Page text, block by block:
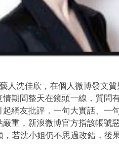
人沈佳欣，在個人微博發文
期間整天在鏡頭一線，質問
網友批評，一句大實話、一
重，新浪微博官方指該帳號
，若沈小姐仍不思過改錯，後